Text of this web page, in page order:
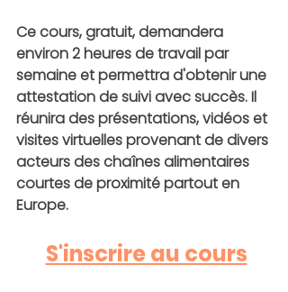
Ce cours, gratuit, demandera
environ 2 heures de travail par
semaine et permettra d'obtenir une
attestation de suivi avec succès. Il
réunira des présentations, vidéos et
visites virtuelles provenant de divers
acteurs des chaînes alimentaires
courtes de proximité partout en
Europe.
S'inscrire au cours